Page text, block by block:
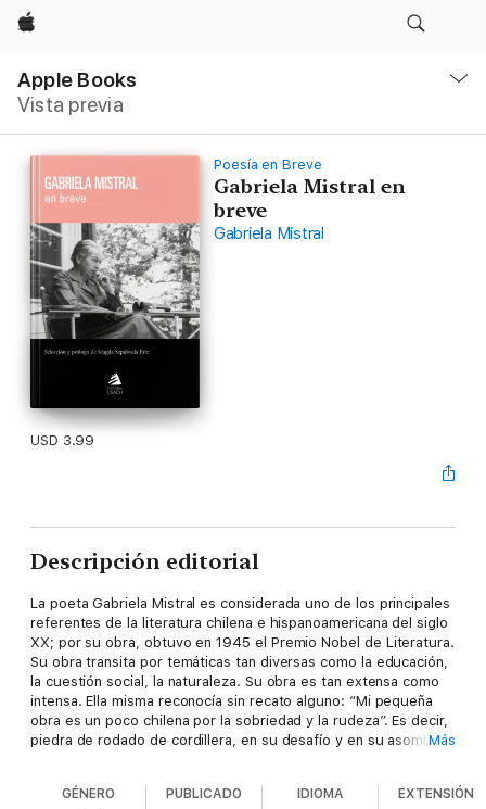
Apple
Apple Books
Vista previa
local
Abrir
Poesía en Breve
Gabriela Mistral en
breve
Gabriela Mistral
USD 3.99
Descripción editorial
La poeta Gabriela Mistral es considerada uno de los principales
referentes de la literatura chilena e hispanoamericana del siglo
XX; por su obra, obtuvo en 1945 el Premio Nobel de Literatura.
Su obra transita por temáticas tan diversas como la educación,
la cuestión social, la naturaleza. Su obra es tan extensa como
intensa. Ella misma reconocía sin recato alguno: “Mi pequeña
obra es un poco chilena por la sobriedad y la rudeza”. Es decir,
piedra de rodado de cordillera, en su desafío y en su asombro,
sentimientos espirituales y humanos, un amor por sus lugares
Más
GÉNERO PUBLICADO IDIOMA EXTENSIÓN